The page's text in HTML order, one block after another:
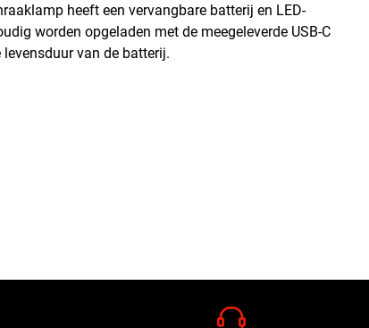
heeft een vervangbare batterij en LED-
worden opgeladen met de meegeleverde USB-C
van de batterij.